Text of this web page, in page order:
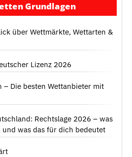
Grundlagen
über Wettmärkte, Wettarten &
Lizenz 2026
– Die besten Wettanbieter mit
Rechtslage 2026 – was
und was das für dich bedeutet